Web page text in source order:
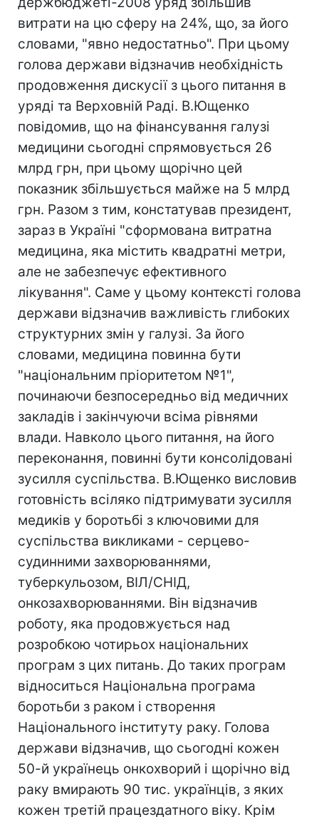
витрати на цю сферу на 24%, що, за його
словами, "явно недостатньо". При цьому
голова держави відзначив необхідність
продовження дискусії з цього питання в
уряді та Верховній Раді. В.Ющенко
повідомив, що на фінансування галузі
медицини сьогодні спрямовується 26
млрд грн, при цьому щорічно цей
показник збільшується майже на 5 млрд
грн. Разом з тим, констатував президент,
зараз в Україні "сформована витратна
медицина, яка містить квадратні метри,
але не забезпечує ефективного
лікування". Саме у цьому контексті голова
держави відзначив важливість глибоких
структурних змін у галузі. За його
словами, медицина повинна бути
"національним пріоритетом №1",
починаючи безпосередньо від медичних
закладів і закінчуючи всіма рівнями
влади. Навколо цього питання, на його
переконання, повинні бути консолідовані
зусилля суспільства. В.Ющенко висловив
готовність всіляко підтримувати зусилля
медиків у боротьбі з ключовими для
суспільства викликами - серцево-
судинними захворюваннями,
туберкульозом, ВІЛ/СНІД,
онкозахворюваннями. Він відзначив
роботу, яка продовжується над
розробкою чотирьох національних
програм з цих питань. До таких програм
відноситься Національна програма
боротьби з раком і створення
Національного інституту раку. Голова
держави відзначив, що сьогодні кожен
50-й українець онкохворий і щорічно від
раку вмирають 90 тис. українців, з яких
кожен третій працездатного віку. Крім